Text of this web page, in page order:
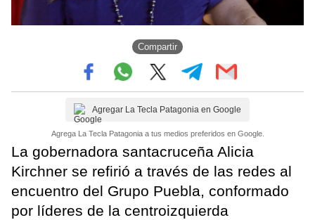
Compartir
Agregar La Tecla Patagonia en Google
Agrega La Tecla Patagonia a tus medios preferidos en Google.
La gobernadora santacruceña Alicia
Kirchner se refirió a través de las redes al
encuentro del Grupo Puebla, conformado
por líderes de la centroizquierda